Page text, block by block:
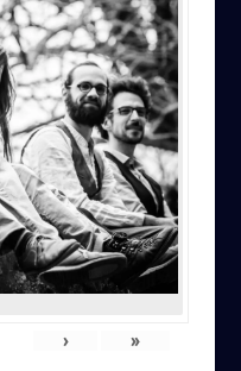
› »